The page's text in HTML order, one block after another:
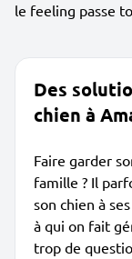
le feeling passe
Des
chien à
Faire garder
famille ? Il
son chien à
à qui on fait
trop de